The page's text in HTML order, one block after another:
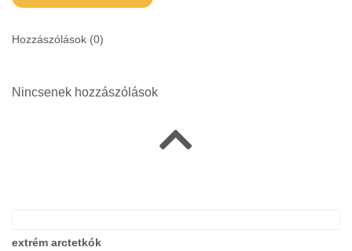
Hozzászólások (0)
Nincsenek hozzászólások
extrém arctetkók